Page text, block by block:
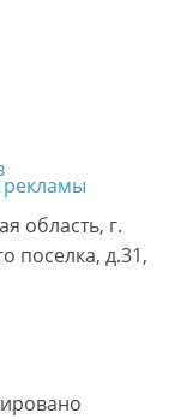
область, г.
поселка, д.31,